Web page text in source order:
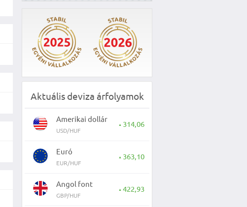
Aktuális deviza árfolyamok
Amerikai dollár
USD/HUF
▲ 314,06
Euró
EUR/HUF
▲ 363,10
Angol font
GBP/HUF
▲ 422,93